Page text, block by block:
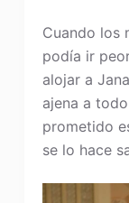
Cuando los
podía ir
alojar a
ajena a
prometido
se lo hace